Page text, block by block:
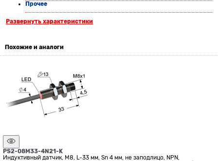
Прочее
Развернуть характеристики
Похожие и аналоги
PS2-08M33-4N21-K
Индуктивный датчик, М8, L-33 мм, Sn 4 мм, не заподлицо, NPN,